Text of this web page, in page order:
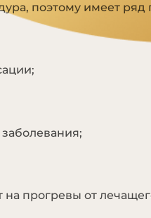
поэтому имеет ряд
прогревы от